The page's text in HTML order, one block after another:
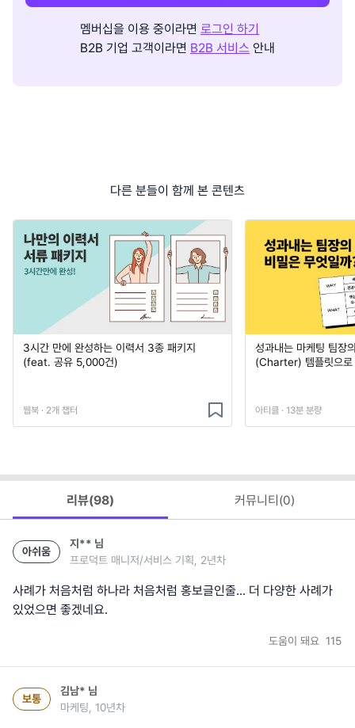
멤버십을 이용 중이라면 로그인 하기
B2B 기업 고객이라면 B2B 서비스 안내
다른 분들이 함께 본 콘텐츠
3시간 만에 완성하는 이력서 3종 패키지
(feat. 공유 5,000건)
웹북 · 2개 챕터
성과내는 마케팅 팀장
(Charter) 템플릿으로
아티클 · 13분 분량
리뷰(98) 커뮤니티(0)
아쉬움
지** 님
프로덕트 매니저/서비스 기획, 2년차
사례가 처음처럼 하나라 처음처럼 홍보글인줄... 더 다양한 사례가
있었으면 좋겠네요.
도움이 돼요 115
보통
김남* 님
마케팅, 10년차